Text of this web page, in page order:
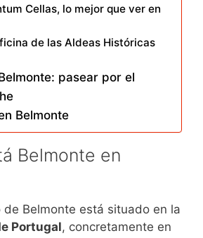
Cellas, lo mejor que ver en
de las Aldeas Históricas
pasear por el
Belmonte
Belmonte en
de Belmonte está situado en la
Portugal, concretamente en